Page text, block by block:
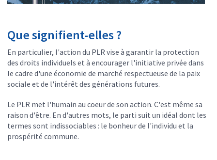
Que signifient-elles ?
En particulier, l'action du PLR vise à garantir la protection
des droits individuels et à encourager l'initiative privée dans
le cadre d'une économie de marché respectueuse de la paix
sociale et de l'intérêt des générations futures.
Le PLR met l'humain au coeur de son action. C'est même sa
raison d'être. En d'autres mots, le parti suit un idéal dont les
termes sont indissociables : le bonheur de l'individu et la
prospérité commune.